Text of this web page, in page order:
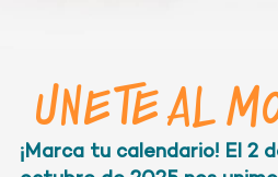
UNETE AL
¡Marca tu calendario! El 2